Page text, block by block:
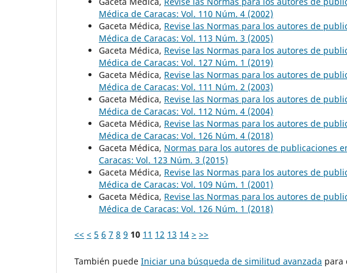
Médica de Caracas: Vol. 110 Núm. 4 (2002)
Gaceta Médica, Revise las Normas para los autores de
Médica de Caracas: Vol. 113 Núm. 3 (2005)
Gaceta Médica, Revise las Normas para los autores de
Médica de Caracas: Vol. 127 Núm. 1 (2019)
Gaceta Médica, Revise las Normas para los autores de
Médica de Caracas: Vol. 111 Núm. 2 (2003)
Gaceta Médica, Revise las Normas para los autores de
Médica de Caracas: Vol. 112 Núm. 4 (2004)
Gaceta Médica, Revise las Normas para los autores de
Médica de Caracas: Vol. 126 Núm. 4 (2018)
Gaceta Médica, Normas para los autores de publicaciones
Caracas: Vol. 123 Núm. 3 (2015)
Gaceta Médica, Revise las Normas para los autores de
Médica de Caracas: Vol. 109 Núm. 1 (2001)
Gaceta Médica, Revise las Normas para los autores de
Médica de Caracas: Vol. 126 Núm. 1 (2018)
<< < 5 6 7 8 9 10 11 12 13 14 > >>
También puede Iniciar una búsqueda de similitud avanzada para